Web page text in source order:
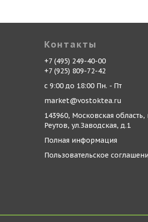
Контакты
+7 (495) 249-40-00
+7 (925) 809-72-42
с 9:00 до 18:00 Пн. - Пт
market@vostoktea.ru
143960, Московская область,
Реутов, ул.Заводская, д.1
Полная информация
Пользовательское